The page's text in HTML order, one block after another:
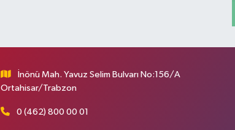
İnönü Mah. Yavuz Selim Bulvarı No:156/A
Ortahisar/Trabzon
0 (462) 800 00 01